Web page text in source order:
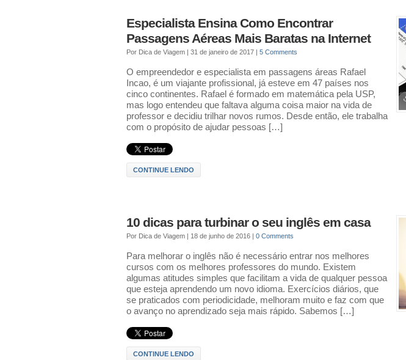
Especialista Ensina Como Encontrar
Passagens Aéreas Mais Baratas na Internet
Por Dica de Viagem | 31 de janeiro de 2017 | 5 Comments
O empreendedor e especialista em passagens áreas Rafael
Incao, é um viajante profissional, já esteve em 47 países nos
cinco continentes. Rafael é formado em matemática pela USP,
mas logo entendeu que faltava alguma coisa maior na vida de
professor e decidiu trilhar novos rumos. Desde então, ele trabalha
com o propósito de ajudar pessoas […]
CONTINUE LENDO
10 dicas para turbinar o seu inglês em casa
Por Dica de Viagem | 18 de junho de 2016 | 0 Comments
Para melhorar o inglês não é necessário entrar nos melhores
cursos com os melhores professores do mundo. Existem
algumas atitudes simples que facilitam a vida de qualquer pessoa
que esteja aprendendo um novo idioma. Exercícios diários, que
se praticados com periodicidade, melhoram muito e faz com que
o avanço no aprendizado seja mais rápido. Sabemos […]
CONTINUE LENDO